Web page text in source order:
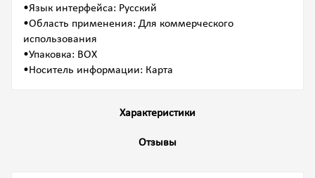
•Язык интерфейса: Русский
•Область применения: Для коммерческого
использования
•Упаковка: BOX
•Носитель информации: Карта
Характеристики
Отзывы